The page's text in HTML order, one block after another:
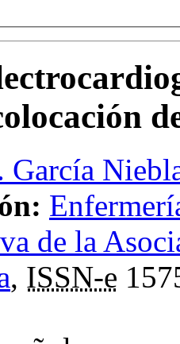
García
de la
, ISSN-e